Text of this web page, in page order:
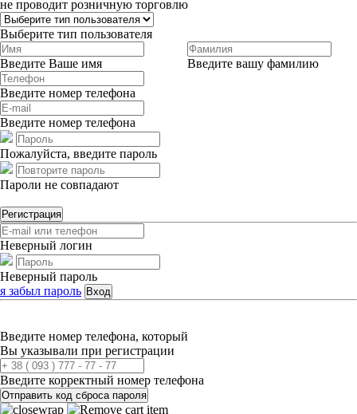
не проводит розничную торговлю
Выберите тип пользователя
Введите Ваше имя Введите вашу фамилию
Введите номер телефона
Введите номер телефона
Пожалуйста, введите пароль
Пароли не совпадают
Регистрация
Неверный логин
Неверный пароль
я забыл пароль Вход
Введите номер телефона, который
Вы указывали при регистрации
Введите корректный номер телефона
Отправить код сброса пароля